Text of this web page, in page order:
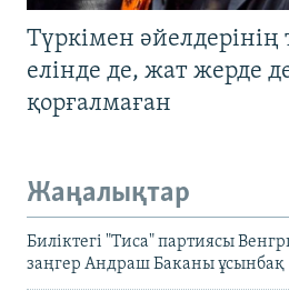
Түркімен әйелдерінің
елінде де, жат жерде
қорғалмаған
Жаңалықтар
Биліктегі "Тиса" партиясы
заңгер Андраш Баканы ұсынбақ